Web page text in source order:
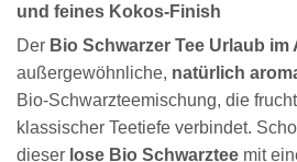
und feines Kokos-Finish
Der Bio Schwarzer Tee Urlaub im
außergewöhnliche, natürlich
Bio-Schwarzteemischung, die
klassischer Teetiefe verbindet.
dieser lose Bio Schwarztee mit